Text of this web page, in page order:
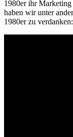
1980er ihr
haben wir unter
1980er zu verdanken: